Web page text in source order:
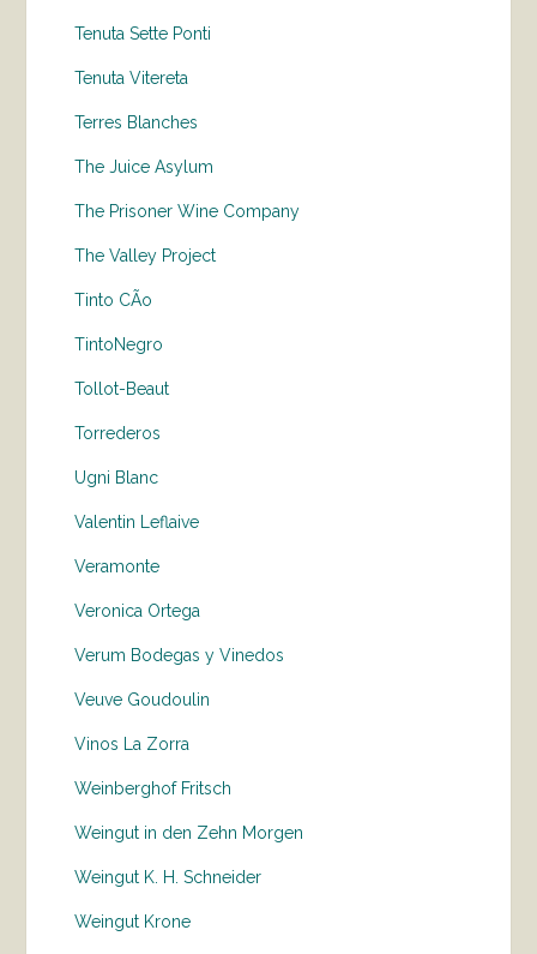
Tenuta Sette Ponti
Tenuta Vitereta
Terres Blanches
The Juice Asylum
The Prisoner Wine Company
The Valley Project
Tinto CÃo
TintoNegro
Tollot-Beaut
Torrederos
Ugni Blanc
Valentin Leflaive
Veramonte
Veronica Ortega
Verum Bodegas y Vinedos
Veuve Goudoulin
Vinos La Zorra
Weinberghof Fritsch
Weingut in den Zehn Morgen
Weingut K. H. Schneider
Weingut Krone